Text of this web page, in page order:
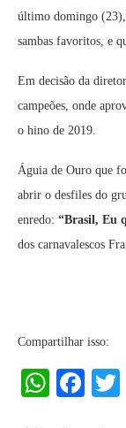
último domingo (23),
sambas favoritos, e
Em decisão da
campeões, onde
o hino de 2019.
Águia de Ouro que
abrir o desfiles do
enredo: “Brasil, Eu
dos carnavalescos
Compartilhar isso: